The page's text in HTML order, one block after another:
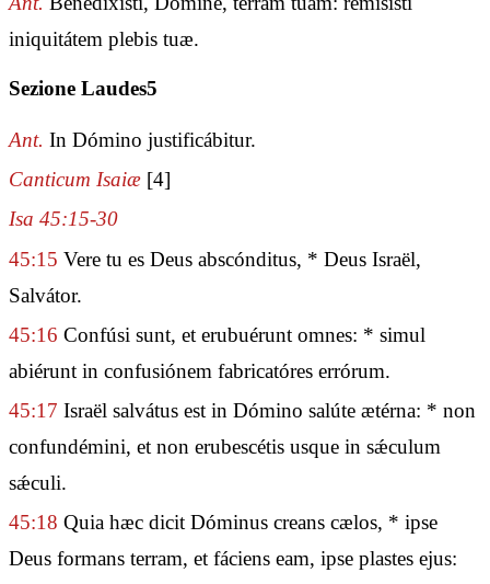
iniquitátem plebis tuæ.
Sezione Laudes5
Ant. In Dómino justificábitur.
Canticum Isaiæ [4]
Isa 45:15-30
45:15 Vere tu es Deus abscónditus, * Deus Israël,
Salvátor.
45:16 Confúsi sunt, et erubuérunt omnes: * simul
abiérunt in confusiónem fabricatóres errórum.
45:17 Israël salvátus est in Dómino salúte ætérna: * non
confundémini, et non erubescétis usque in sǽculum
sǽculi.
45:18 Quia hæc dicit Dóminus creans cælos, * ipse
Deus formans terram, et fáciens eam, ipse plastes ejus: